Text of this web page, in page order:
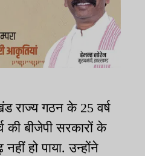
राज्य गठन के 25 वर्ष
की बीजेपी सरकारों के
नहीं हो पाया. उन्होंने